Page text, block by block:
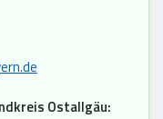
Ostallgäu: